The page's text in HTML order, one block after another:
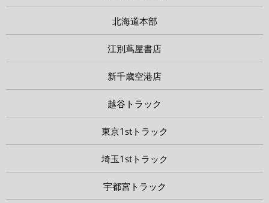
北海道本部
江別蔦屋書店
新千歳空港店
越谷トラック
東京1stトラック
埼玉1stトラック
宇都宮トラック